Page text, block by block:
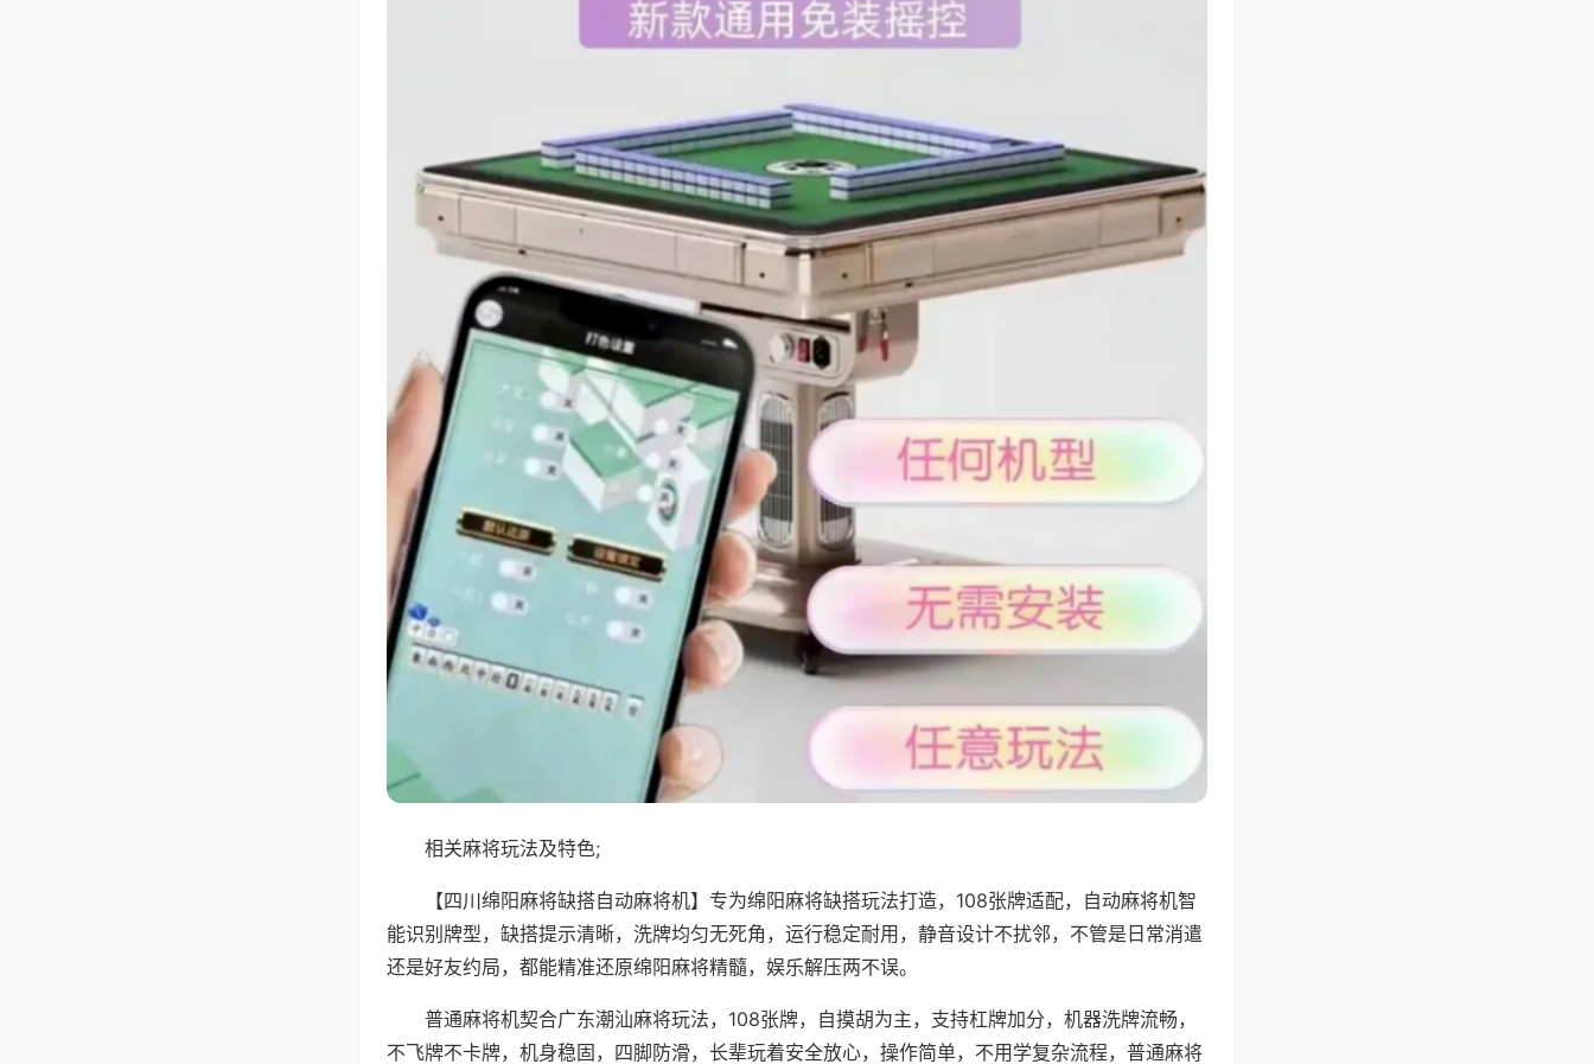
相关麻将玩法及特色;
【四川绵阳麻将缺搭自动麻将机】专为绵阳麻将缺搭玩法打造，108张牌适配，自动麻将机智
能识别牌型，缺搭提示清晰，洗牌均匀无死角，运行稳定耐用，静音设计不扰邻，不管是日常消遣
还是好友约局，都能精准还原绵阳麻将精髓，娱乐解压两不误。
普通麻将机契合广东潮汕麻将玩法，108张牌，自摸胡为主，支持杠牌加分，机器洗牌流畅，
不飞牌不卡牌，机身稳固，四脚防滑，长辈玩着安全放心，操作简单，不用学复杂流程，普通麻将